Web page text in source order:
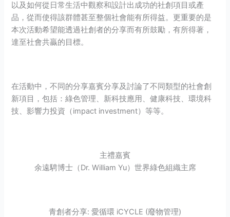
以及如何從日常生活中觀察和設計出成功的社創項目或產
品，從而使得該群體甚至整個社會能有所得益。更重要的是
本次活動希望能透過社創者的分享而有所鼓勵，有所得著，
達至社會共贏的目標。
在活動中，不同的分享嘉賓分享及討論了不同類型的社會創
新項目，包括：綠色管理、新科技應用、健康科技、環境科
技、影響力投資（impact investment）等等。
主禮嘉賓
余遠騁博士（Dr. William Yu）世界綠色組織主席
青創者分享: 愛循環 iCYCLE (廢物管理)